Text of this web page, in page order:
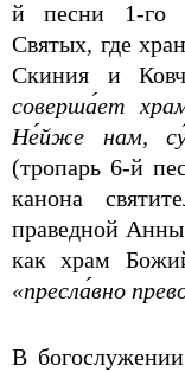
й песни 1-го
Святых, где
Скиния и
соверша́ет
Не́йже нам,
(тропарь 6-й
канона
праведной Анны
как храм
«пресла́вно
В